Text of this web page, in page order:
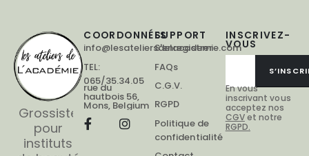
Grossiste
pour
instituts
INSCRIVEZ-
VOUS
En vous
inscrivant vous
acceptez nos
CGVet notre
RGPD.
COORDONNÉES
info@lesateliersdelacademie.com
TEL:
065/35.34.05
rue du
hautbois 56,
Mons, Belgium
SUPPORT
S'enregistrer
FAQs
C.G.V.
RGPD
Politique de
confidentialité